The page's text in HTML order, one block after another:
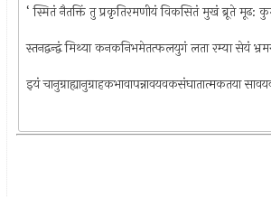
‘ स्मितं नैतक्तिं तु प्रकृतिरमणीयं विकसितं मुखं ब्रूते मूढ:
स्तनद्वन्द्वं मिथ्या कनकनिभमेतत्फलयुगं लता रम्या सेयं
इयं चानुग्राह्यानुग्राहकभावापन्नावयवकसंघातात्मकतया